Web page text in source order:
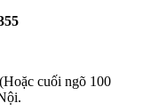
cuối ngõ 100